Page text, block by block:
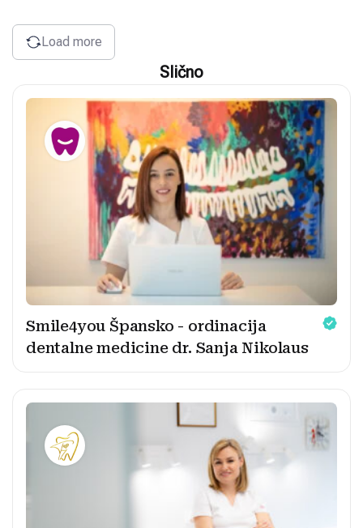
Load more
Slično
Smile4you Špansko - ordinacija
dentalne medicine dr. Sanja Nikolaus